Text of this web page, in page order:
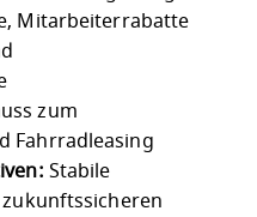
Mitarbeiterrabatte
zum
Fahrradleasing
Stabile